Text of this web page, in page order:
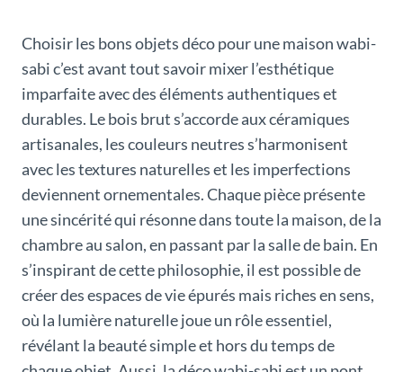
Choisir les bons objets déco pour une maison wabi-
sabi c’est avant tout savoir mixer l’esthétique
imparfaite avec des éléments authentiques et
durables. Le bois brut s’accorde aux céramiques
artisanales, les couleurs neutres s’harmonisent
avec les textures naturelles et les imperfections
deviennent ornementales. Chaque pièce présente
une sincérité qui résonne dans toute la maison, de la
chambre au salon, en passant par la salle de bain. En
s’inspirant de cette philosophie, il est possible de
créer des espaces de vie épurés mais riches en sens,
où la lumière naturelle joue un rôle essentiel,
révélant la beauté simple et hors du temps de